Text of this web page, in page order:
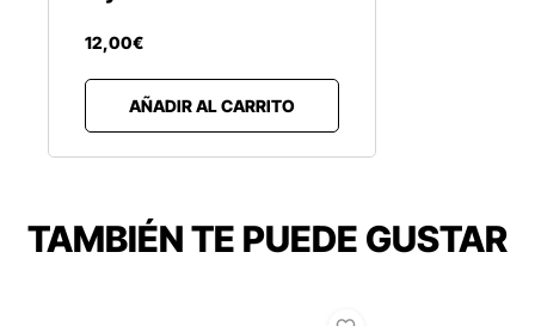
12,00€
AÑADIR AL CARRITO
TAMBIÉN TE PUEDE GUSTAR